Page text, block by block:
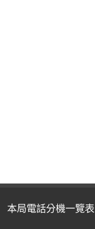
本局電話分機一覽表